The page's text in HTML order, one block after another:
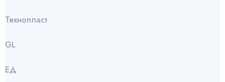
Технопласт
GL
ЕД